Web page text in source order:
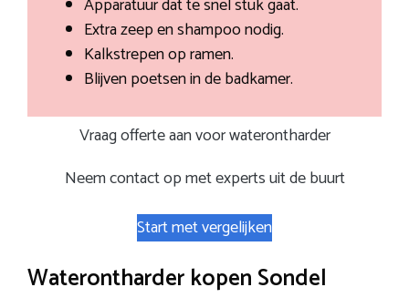
Apparatuur dat te snel stuk gaat.
Extra zeep en shampoo nodig.
Kalkstrepen op ramen.
Blijven poetsen in de badkamer.
Vraag offerte aan voor waterontharder
Neem contact op met experts uit de buurt
Start met vergelijken
Waterontharder kopen Sondel